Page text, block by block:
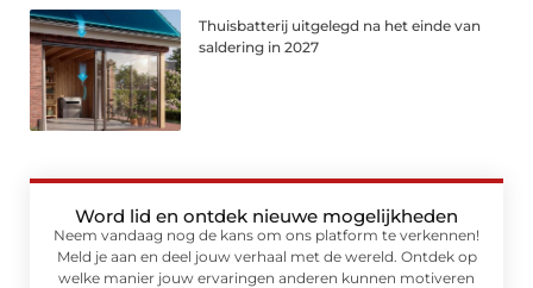
Thuisbatterij uitgelegd na het einde van
saldering in 2027
Word lid en ontdek nieuwe mogelijkheden
Neem vandaag nog de kans om ons platform te verkennen!
Meld je aan en deel jouw verhaal met de wereld. Ontdek op
welke manier jouw ervaringen anderen kunnen motiveren